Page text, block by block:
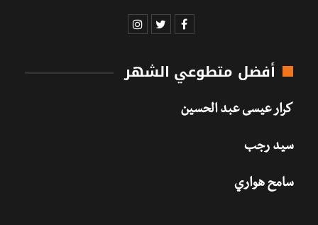
أفضل متطوعي الشهر
كرار عيسى عبد الحسين
سيد رجب
سامح هواري